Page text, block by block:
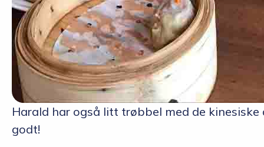
Harald har også litt trøbbel med de
godt!